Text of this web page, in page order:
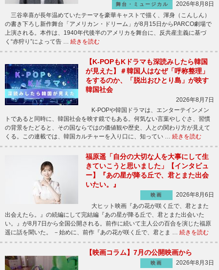
舞台・ミュージカル
2026年8月8日
三谷幸喜が長年温めていたテーマを豪華キャストで描く、渾身（こんしん）
の書き下ろし新作舞台「アメリカン・ドリーム」が8月15日からPARCO劇場で
上演される。本作は、1940年代後半のアメリカを舞台に、反共産主義に基づ
く“赤狩り”によって告 … 続きを読む
【K-POPもKドラマも深読みしたら韓国
が見えた】＃韓国人はなぜ「呼称整理」
をするのか、「脱出おひとり島」が映す
韓国社会
2026年8月7日
K-POPや韓国ドラマは、エンターテインメン
トであると同時に、韓国社会を映す鏡でもある。何気ない言葉やしぐさ、習慣
の背景をたどると、その国ならではの価値観や歴史、人との関わり方が見えて
くる。この連載では、韓国カルチャーを入り口に、知ってい … 続きを読む
福原遥「自分の大切な人を大事にして生
きていこうと思いました」【インタビュ
ー】『あの星が降る丘で、君とまた出会
いたい。』
映画
2026年8月6日
大ヒット映画『あの花が咲く丘で、君とまた
出会えたら。』の続編にして完結編『あの星が降る丘で、君とまた出会いた
い。』が8月7日から全国公開される。前作に続いて主人公の百合を演じた福原
遥に話を聞いた。 －始めに、前作『あの花が咲く丘で、君とま … 続きを読む
【映画コラム】7月の公開映画から
映画
2026年8月3日